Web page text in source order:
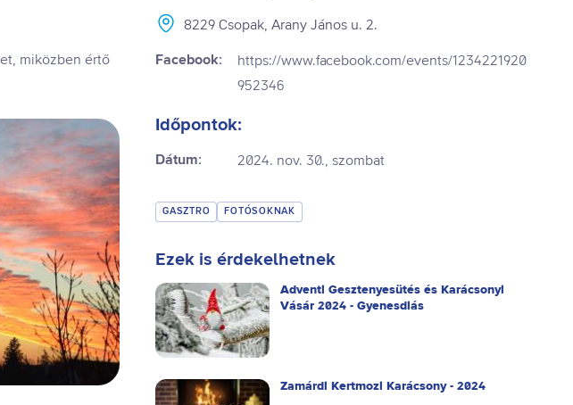
miközben értő
8229 Csopak, Arany János u. 2.
Facebook:
https://www.facebook.com/events/1234221920
952346
Időpontok:
Dátum: 2024. nov. 30., szombat
GASZTRO FOTÓSOKNAK
Ezek is érdekelhetnek
Adventi Gesztenyesütés és Karácsonyi
Vásár 2024 - Gyenesdiás
Zamárdi Kertmozi Karácsony - 2024